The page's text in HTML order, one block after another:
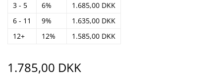
3 - 5
6%
1.685,00 DKK
6 - 11
9%
1.635,00 DKK
12+
12% 1.585,00 DKK
1.785,00 DKK